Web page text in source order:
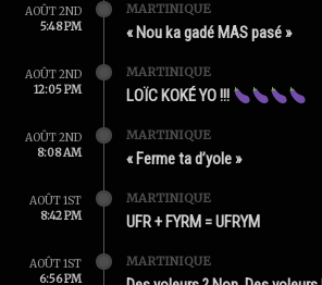
AOÛT 2ND
5:48 PM
MARTINIQUE
« Nou ka gadé MAS pasé »
AOÛT 2ND
12:05 PM
MARTINIQUE
LOÏC KOKÉ YO !!!
AOÛT 2ND
8:08 AM
MARTINIQUE
« Ferme ta d’yole »
AOÛT 1ST
8:42 PM
MARTINIQUE
UFR + FYRM = UFRYM
AOÛT 1ST
6:56 PM
MARTINIQUE